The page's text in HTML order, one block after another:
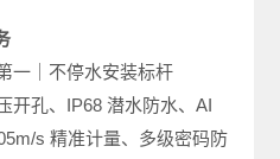
一｜不停水安装标杆
开孔、IP68 潜水防水、AI
s 精准计量、多级密码防